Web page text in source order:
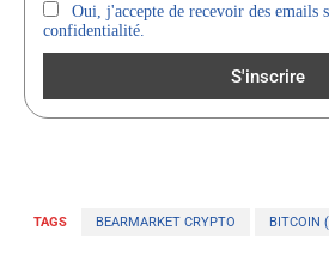
Oui, j'accepte de recevoir des emails
confidentialité.
TAGS BEARMARKET CRYPTO BITCOIN